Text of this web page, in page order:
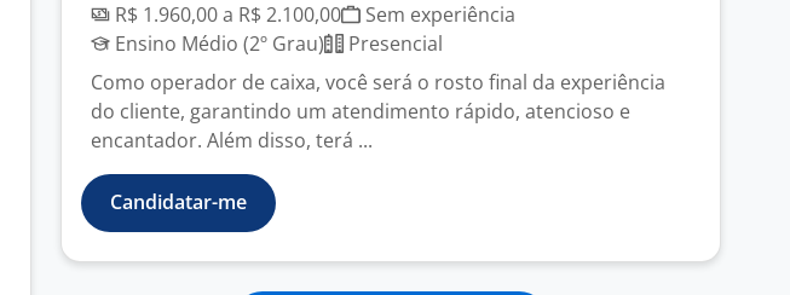
R$ 1.960,00 a R$ 2.100,00
Sem experiência
Ensino Médio (2º Grau)
Presencial
Como operador de caixa, você será o rosto final da experiência
do cliente, garantindo um atendimento rápido, atencioso e
encantador. Além disso, terá ...
Candidatar-me